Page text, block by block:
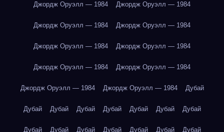
Джордж Оруэлл — 1984 Джордж Оруэлл — 1984
Джордж Оруэлл — 1984 Джордж Оруэлл — 1984
Джордж Оруэлл — 1984 Джордж Оруэлл — 1984
Джордж Оруэлл — 1984 Джордж Оруэлл — 1984
Джордж Оруэлл — 1984 Джордж Оруэлл — 1984 Дубай
Дубай Дубай Дубай Дубай Дубай Дубай Дубай
Дубай Дубай Дубай Дубай Дубай Дубай Дубай